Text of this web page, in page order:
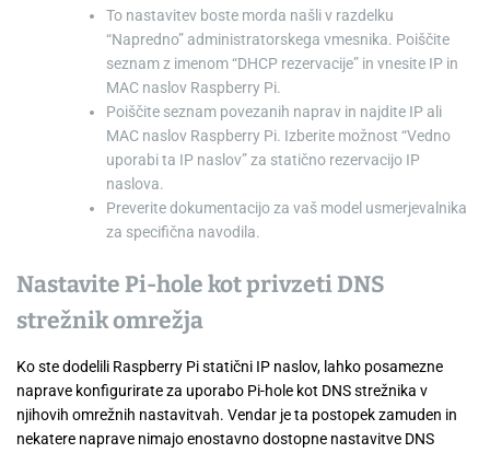
To nastavitev boste morda našli v razdelku
“Napredno” administratorskega vmesnika. Poiščite
seznam z imenom “DHCP rezervacije” in vnesite IP in
MAC naslov Raspberry Pi.
Poiščite seznam povezanih naprav in najdite IP ali
MAC naslov Raspberry Pi. Izberite možnost “Vedno
uporabi ta IP naslov” za statično rezervacijo IP
naslova.
Preverite dokumentacijo za vaš model usmerjevalnika
za specifična navodila.
Nastavite Pi-hole kot privzeti DNS
strežnik omrežja
Ko ste dodelili Raspberry Pi statični IP naslov, lahko posamezne
naprave konfigurirate za uporabo Pi-hole kot DNS strežnika v
njihovih omrežnih nastavitvah. Vendar je ta postopek zamuden in
nekatere naprave nimajo enostavno dostopne nastavitve DNS